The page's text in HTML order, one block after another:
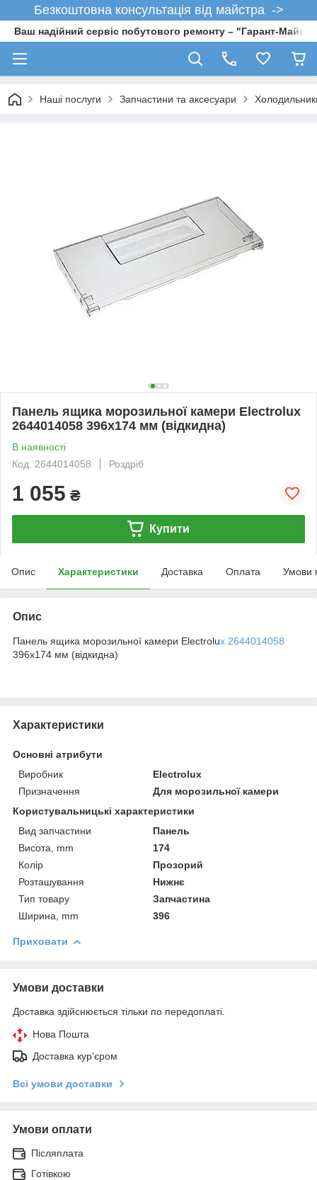
Безкоштовна консультація від майстра ->
Ваш надійний сервіс побутового ремонту – "Гарант-
Наші послуги Запчастини та аксесуари
Панель ящика морозильної камери Electrolux
2644014058 396х174 мм (відкидна)
В наявності
Код: 2644014058
Роздріб
1 055 ₴
Купити
Опис Характеристики Доставка Оплата Умови
Опис
Панель ящика морозильної камери Electrolux 2644014058
396х174 мм (відкидна)
Характеристики
Основні атрибути
Виробник
Electrolux
Призначення
Для морозильної камери
Користувальницькі характеристики
Вид запчастини
Панель
Висота, mm
174
Колір
Прозорий
Розташування
Нижнє
Тип товару
Запчастина
Ширина, mm
396
Приховати
Умови доставки
Доставка здійснюється тільки по передоплаті.
Нова Пошта
Доставка кур'єром
Всі умови доставки
Умови оплати
Післяплата
Готівкою